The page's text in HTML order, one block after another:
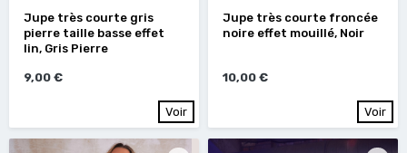
Jupe très courte gris
pierre taille basse effet
lin, Gris Pierre
9,00 €
Voir
Jupe très courte froncée
noire effet mouillé, Noir
10,00 €
Voir